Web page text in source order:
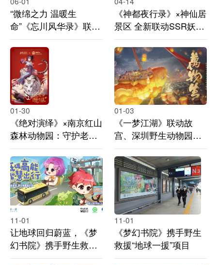
“微绵之力 温暖生
命”《忘川风华录》联手
白鲸鱼开启救助流浪动
物公益行动
《神都夜行录》×神仙居
景区 全新联动SSR妖灵
韦羌即将降临神都
01-30
《绝对演绎》×南京红山
森林动物园：守护老虎
计划
01-03
《一梦江湖》联动故
宫、深圳野生动物园、
南京夫子庙
11-01
让地球回归蔚蓝，《梦
幻书院》携手野生救援·
地球一援上线公益漫画
11-01
《梦幻书院》携手野生
救援“地球一援”项目